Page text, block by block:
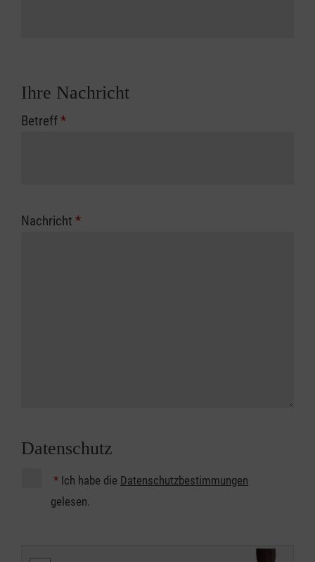
Ihre Nachricht
Betreff*
Nachricht *
Datenschutz
* Ich habe die Datenschutzbestimmungen
gelesen.